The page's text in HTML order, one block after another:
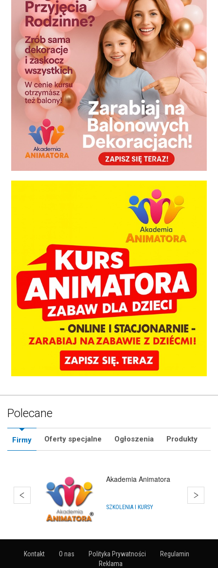
Polecane
Firmy Oferty specjalne Ogłoszenia Produkty
Hurtownia Animatora
HURTOWNIE
Kontakt O nas Polityka Prywatności
Regulamin
Reklama